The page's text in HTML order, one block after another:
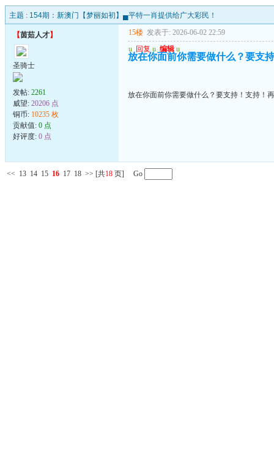
主题 : 154期：新澳门【梦丽如初】▄平特一肖提供给广大彩民！
【茵茹人才】
圣骑士
发帖: 2261
威望: 20206 点
铜币: 10235 枚
贡献值: 0 点
好评度: 0 点
15楼 发表于: 2026-06-02 22:59
u 回复 u 编辑 u
放在你面前你需要做什么？要支
放在你面前你需要做什么？要支持！支持！
<< 13 14 15 16 17 18 >> [共18 页] Go